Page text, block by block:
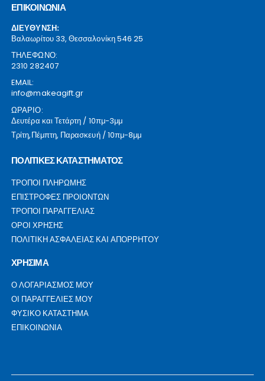
ΕΠΙΚΟΙΝΩΝΙΑ
ΔΙΕΥΘΥΝΣΗ:
Βαλαωρίτου 33, Θεσσαλονίκη 546 25
ΤΗΛΕΦΩΝΟ:
2310 282407
EMAIL:
info@makeagift.gr
ΩΡΑΡΙΟ:
Δευτέρα και Τετάρτη / 10πμ-3μμ
Τρίτη,Πέμπτη, Παρασκευή / 10πμ-8μμ
ΠΟΛΙΤΙΚΕΣ ΚΑΤΑΣΤΗΜΑΤΟΣ
ΤΡΟΠΟΙ ΠΛΗΡΩΜΗΣ
ΕΠΙΣΤΡΟΦΕΣ ΠΡΟΙΟΝΤΩΝ
ΤΡΟΠΟΙ ΠΑΡΑΓΓΕΛΙΑΣ
ΟΡΟΙ ΧΡΗΣΗΣ
ΠΟΛΙΤΙΚΗ ΑΣΦΑΛΕΙΑΣ ΚΑΙ ΑΠΟΡΡΗΤΟΥ
ΧΡΗΣΙΜΑ
Ο ΛΟΓΑΡΙΑΣΜΟΣ ΜΟΥ
ΟΙ ΠΑΡΑΓΓΕΛΙΕΣ ΜΟΥ
ΦΥΣΙΚΟ ΚΑΤΑΣΤΗΜΑ
ΕΠΙΚΟΙΝΩΝΙΑ